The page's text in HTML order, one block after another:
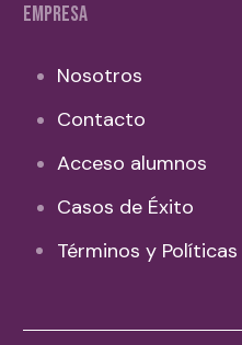
EMPRESA
Nosotros
Contacto
Acceso alumnos
Casos de Éxito
Términos y Políticas